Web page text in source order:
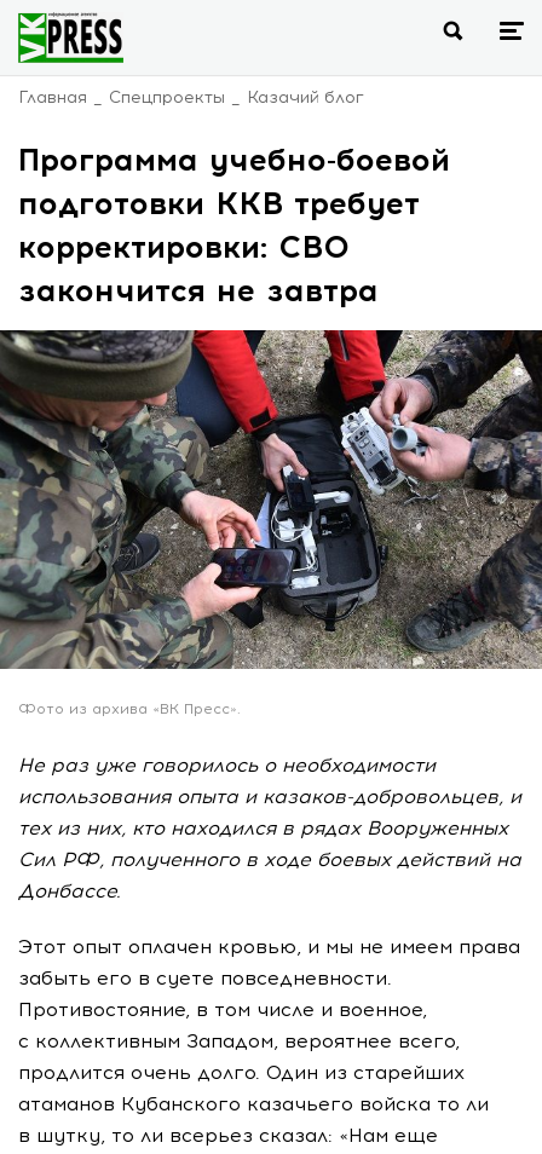
Главная Спецпроекты Казачий блог
Программа учебно-боевой
подготовки ККВ требует
корректировки: СВО
закончится не завтра
Фото из архива «ВК Пресс».
Не раз уже говорилось о необходимости
использования опыта и казаков-добровольцев, и
тех из них, кто находился в рядах Вооруженных
Сил РФ, полученного в ходе боевых действий на
Донбассе.
Этот опыт оплачен кровью, и мы не имеем права
забыть его в суете повседневности.
Противостояние, в том числе и военное,
с коллективным Западом, вероятнее всего,
продлится очень долго. Один из старейших
атаманов Кубанского казачьего войска то ли
в шутку, то ли всерьез сказал: «Нам еще